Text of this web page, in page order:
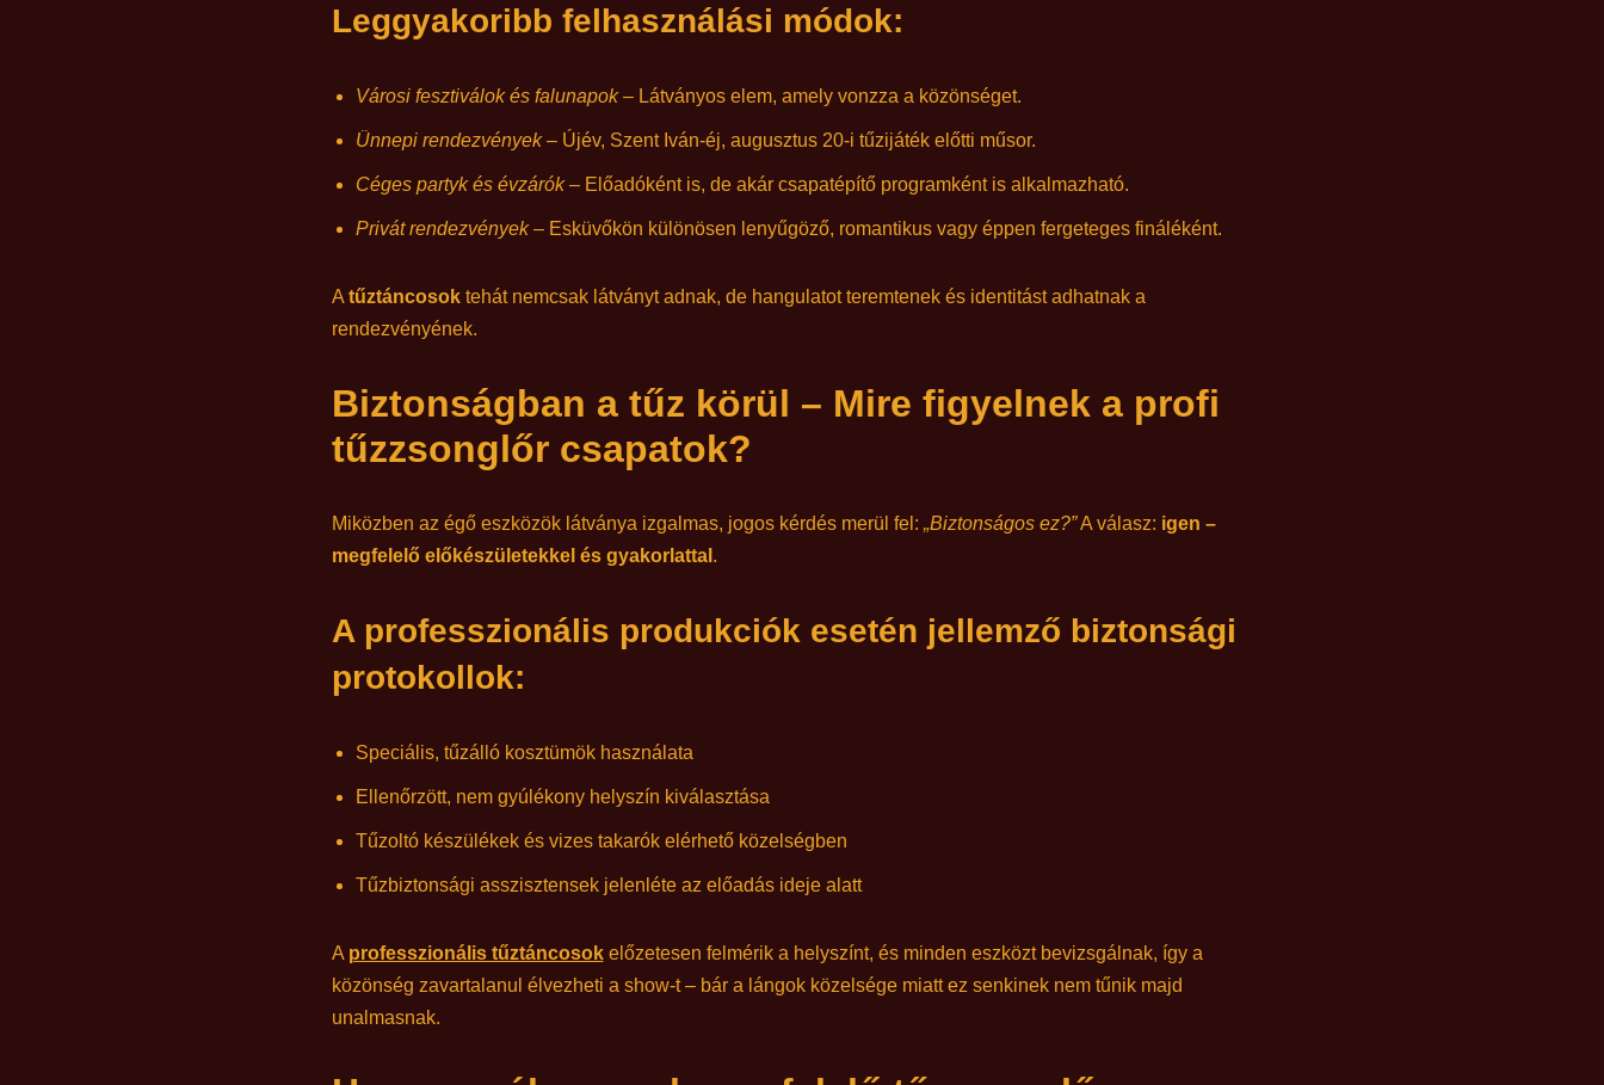
Leggyakoribb felhasználási módok:
Városi fesztiválok és falunapok– Látványos elem, amely vonzza a közönséget.
Ünnepi rendezvények– Újév, Szent Iván-éj, augusztus 20-i tűzijáték előtti műsor.
Céges partyk és évzárók– Előadóként is, de akár csapatépítő programként is alkalmazható.
Privát rendezvények– Esküvőkön különösen lenyűgöző, romantikus vagy éppen fergeteges fináléként.
A tűztáncosoktehát nemcsak látványt adnak, de hangulatot teremtenek és identitást adhatnak a
rendezvényének.
Biztonságban a tűz körül – Mire figyelnek a profi
tűzzsonglőr csapatok?
Miközben az égő eszközök látványa izgalmas, jogos kérdés merül fel: „Biztonságos ez?”A válasz: igen –
megfelelő előkészületekkel és gyakorlattal .
A professzionális produkciók esetén jellemző biztonsági
protokollok:
Speciális, tűzálló kosztümök használata
Ellenőrzött, nem gyúlékony helyszín kiválasztása
Tűzoltó készülékek és vizes takarók elérhető közelségben
Tűzbiztonsági asszisztensek jelenléte az előadás ideje alatt
A professzionális tűztáncosokelőzetesen felmérik a helyszínt, és minden eszközt bevizsgálnak, így a
közönség zavartalanul élvezheti a show-t – bár a lángok közelsége miatt ez senkinek nem tűnik majd
unalmasnak.